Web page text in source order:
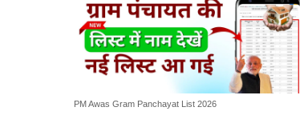
PM Awas Gram Panchayat List 2026